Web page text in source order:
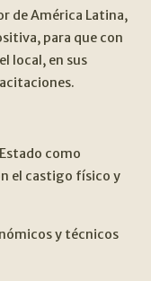
de América Latina,
para que con
local, en sus
como
el castigo físico y
y técnicos